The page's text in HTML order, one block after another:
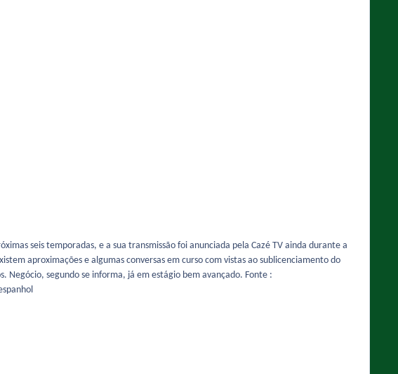
seis temporadas, e a sua transmissão foi anunciada pela Cazé TV ainda durante a
aproximações e algumas conversas em curso com vistas ao sublicenciamento do
Negócio, segundo se informa, já em estágio bem avançado. Fonte :